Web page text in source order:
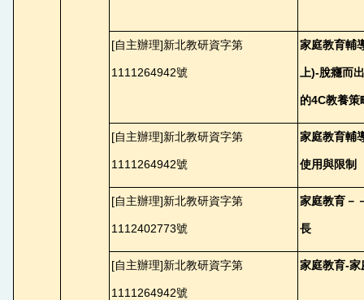
[自主辦理]新北教研資字第
1111264942號
家庭教育輔
上)-脫癮而
的4C教養策
[自主辦理]新北教研資字第
1111264942號
家庭教育輔
使用與限制
[自主辦理]新北教研資字第
1112402773號
家庭教育－
長
[自主辦理]新北教研資字第
1111264942號
家庭教育-家